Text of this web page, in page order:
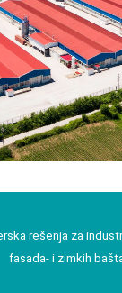
rešenja za
fasada- i zimkih